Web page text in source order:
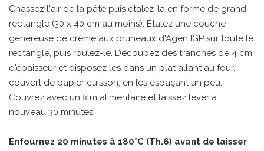
Chassez l'air de la pâte puis étalez-la en forme de grand
rectangle (30 x 40 cm au moins). Étalez une couche
généreuse de crème aux pruneaux d'Agen IGP sur toute le
rectangle, puis roulez-le. Découpez des tranches de 4 cm
d'épaisseur et disposez les dans un plat allant au four,
couvert de papier cuisson, en les espaçant un peu.
Couvrez avec un film alimentaire et laissez lever à
nouveau 30 minutes.
Enfournez 20 minutes à 180°C (Th.6) avant de laisser